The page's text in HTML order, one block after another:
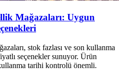
Mağazaları: Uygun
stok fazlası ve son kullanma
seçenekler sunuyor. Ürün
tarihi kontrolü önemli.